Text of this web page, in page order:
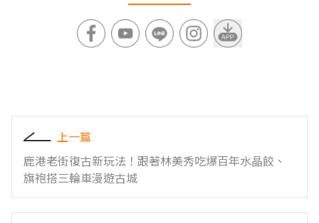
上一篇
鹿港老街復古新玩法！跟著林美秀吃爆百年水晶餃、
旗袍搭三輪車漫遊古城